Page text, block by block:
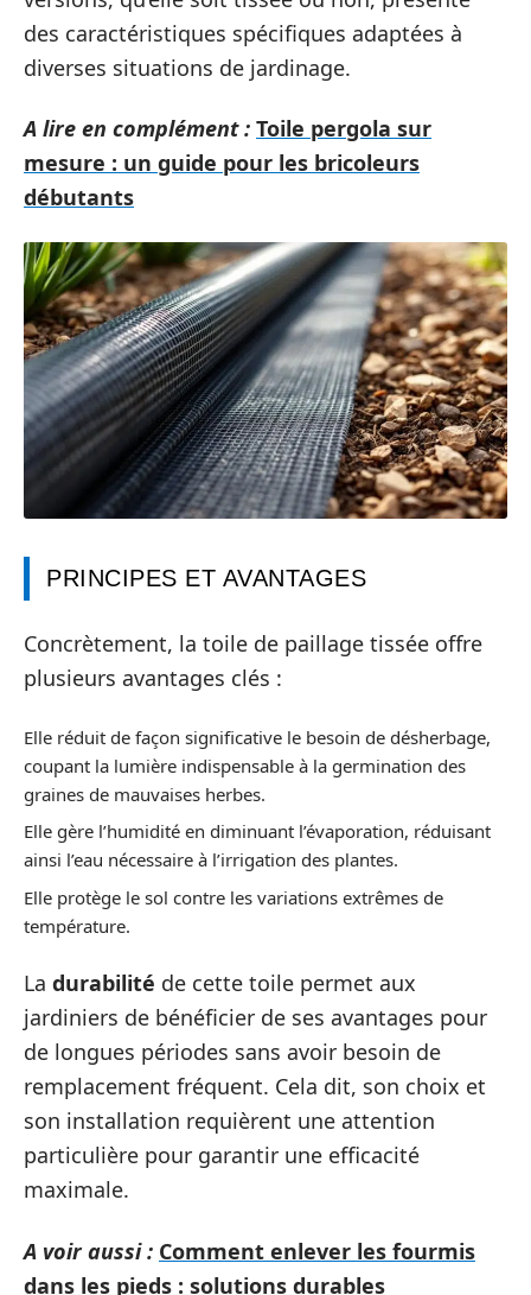
des caractéristiques spécifiques adaptées à
diverses situations de jardinage.
A lire en complément : Toile pergola sur
mesure : un guide pour les bricoleurs
débutants
PRINCIPES ET AVANTAGES
Concrètement, la toile de paillage tissée offre
plusieurs avantages clés :
Elle réduit de façon significative le besoin de désherbage,
coupant la lumière indispensable à la germination des
graines de mauvaises herbes.
Elle gère l’humidité en diminuant l’évaporation, réduisant
ainsi l’eau nécessaire à l’irrigation des plantes.
Elle protège le sol contre les variations extrêmes de
température.
La durabilité de cette toile permet aux
jardiniers de bénéficier de ses avantages pour
de longues périodes sans avoir besoin de
remplacement fréquent. Cela dit, son choix et
son installation requièrent une attention
particulière pour garantir une efficacité
maximale.
A voir aussi : Comment enlever les fourmis
dans les pieds : solutions durables